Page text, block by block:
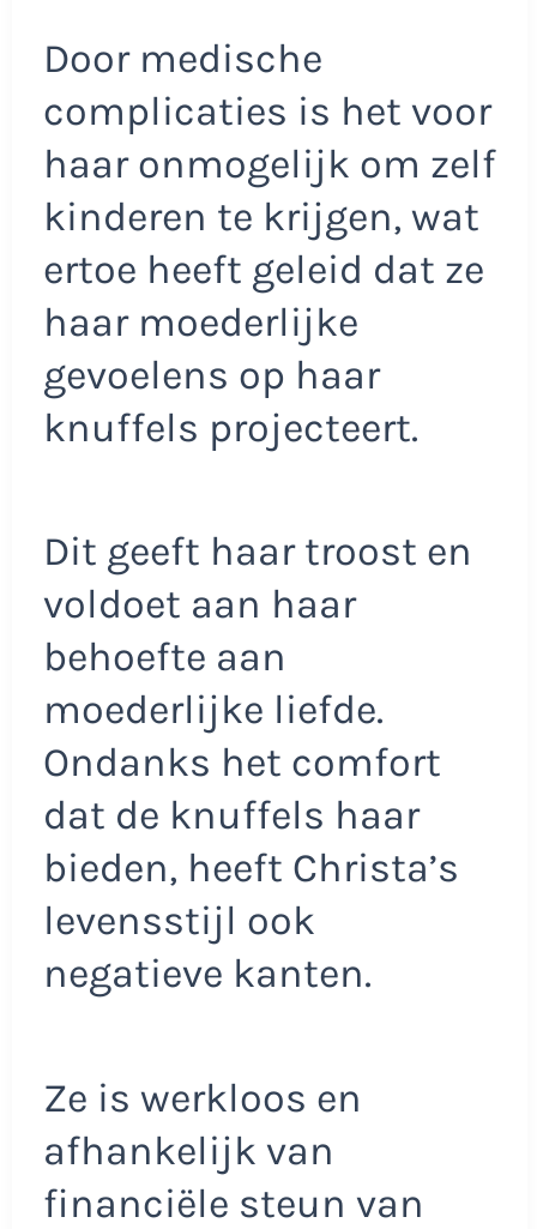
Door medische
complicaties is het voor
haar onmogelijk om zelf
kinderen te krijgen, wat
ertoe heeft geleid dat ze
haar moederlijke
gevoelens op haar
knuffels projecteert.
Dit geeft haar troost en
voldoet aan haar
behoefte aan
moederlijke liefde.
Ondanks het comfort
dat de knuffels haar
bieden, heeft Christa’s
levensstijl ook
negatieve kanten.
Ze is werkloos en
afhankelijk van
financiële steun van